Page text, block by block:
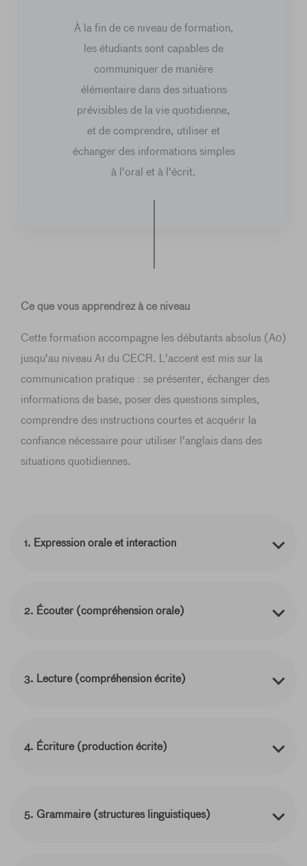
À la fin de ce niveau de formation,
les étudiants sont capables de
communiquer de manière
élémentaire dans des situations
prévisibles de la vie quotidienne,
et de comprendre, utiliser et
échanger des informations simples
à l'oral et à l'écrit.
Ce que vous apprendrez à ce niveau
Cette formation accompagne les débutants absolus (A0)
jusqu'au niveau A1 du CECR. L'accent est mis sur la
communication pratique : se présenter, échanger des
informations de base, poser des questions simples,
comprendre des instructions courtes et acquérir la
confiance nécessaire pour utiliser l'anglais dans des
situations quotidiennes.
1. Expression orale et interaction
2. Écouter (compréhension orale)
3. Lecture (compréhension écrite)
4. Écriture (production écrite)
5. Grammaire (structures linguistiques)